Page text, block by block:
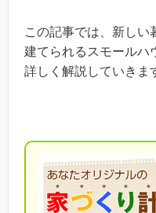
この記事では、新しい
建てられるスモールハ
詳しく解説していきま